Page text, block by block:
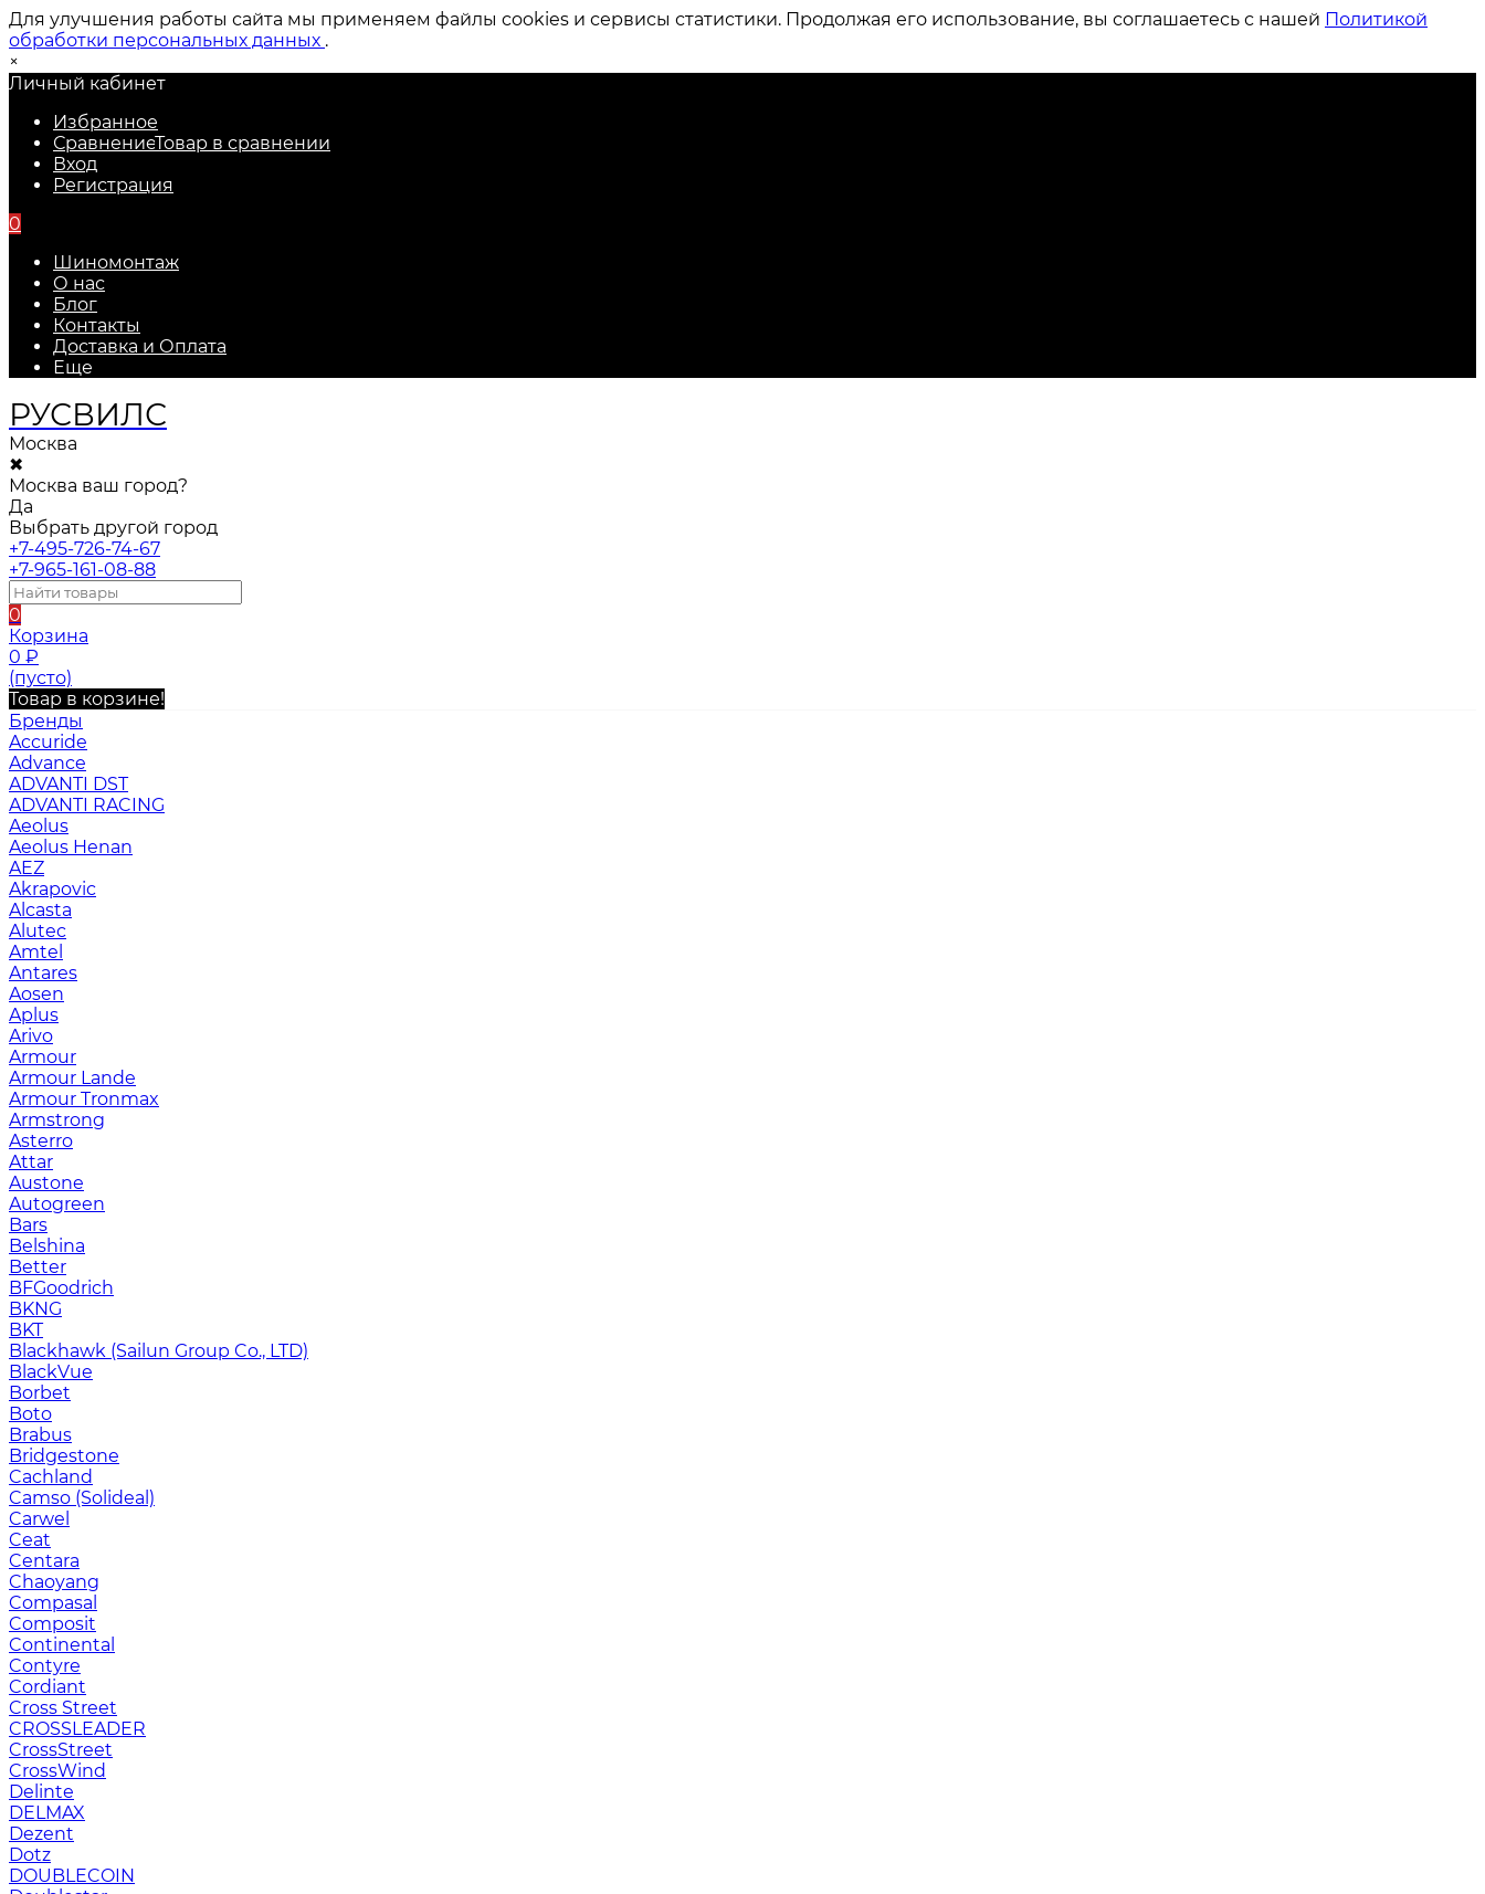
Для улучшения работы сайта мы применяем файлы cookies и сервисы статистики. Продолжая его использование, вы соглашаетесь с нашей Политикой
обработки персональных данных .
×
Личный кабинет
Избранное
СравнениеТовар в сравнении
Вход
Регистрация
0
Шиномонтаж
О нас
Блог
Контакты
Доставка и Оплата
Еще
РУСВИЛС
Москва
✖
Москва ваш город?
Да
Выбрать другой город
+7-495-726-74-67
+7-965-161-08-88
0
Корзина
0 ₽
(пусто)
Товар в корзине!
Бренды
Accuride
Advance
ADVANTI DST
ADVANTI RACING
Aeolus
Aeolus Henan
AEZ
Akrapovic
Alcasta
Alutec
Amtel
Antares
Aosen
Aplus
Arivo
Armour
Armour Lande
Armour Tronmax
Armstrong
Asterro
Attar
Austone
Autogreen
Bars
Belshina
Better
BFGoodrich
BKNG
BKT
Blackhawk (Sailun Group Co., LTD)
BlackVue
Borbet
Boto
Brabus
Bridgestone
Cachland
Camso (Solideal)
Carwel
Ceat
Centara
Chaoyang
Compasal
Composit
Continental
Contyre
Cordiant
Cross Street
CROSSLEADER
CrossStreet
CrossWind
Delinte
DELMAX
Dezent
Dotz
DOUBLECOIN